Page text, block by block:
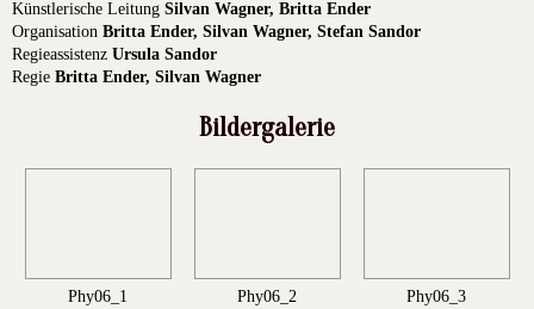
Künstlerische Leitung Silvan Wagner, Britta Ender
Organisation Britta Ender, Silvan Wagner, Stefan Sandor
Regieassistenz Ursula Sandor
Regie Britta Ender, Silvan Wagner
Bildergalerie
Phy06_1 Phy06_2 Phy06_3